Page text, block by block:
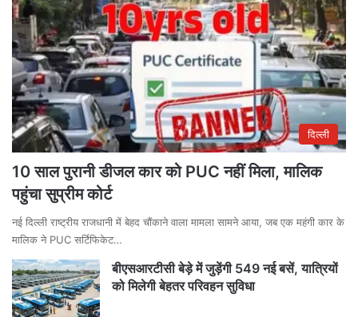
दिल्ली
10 साल पुरानी डीजल कार को PUC नहीं मिला, मालिक
पहुंचा सुप्रीम कोर्ट
नई दिल्ली राष्ट्रीय राजधानी में बेहद चौंकाने वाला मामला सामने आया, जब एक महंगी कार के
मालिक ने PUC सर्टिफिकेट…
बीएसआरटीसी बेड़े में जुड़ेंगी 549 नई बसें, यात्रियों
को मिलेगी बेहतर परिवहन सुविधा